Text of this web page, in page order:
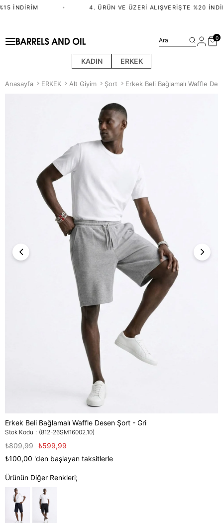
İNDIRIM 4. ÜRÜN VE ÜZERI ALIŞVERIŞTE %20
KADIN ERKEK
Ara 0
Anasayfa ERKEK Alt Giyim Şort Erkek Beli Bağlamalı Waffle
Erkek Beli Bağlamalı Waffle Desen Şort - Gri
Stok Kodu (812-26SM16002.10)
₺809,99 ₺599,99
₺100,00 'den başlayan taksitlerle
Ürünün Diğer Renkleri;